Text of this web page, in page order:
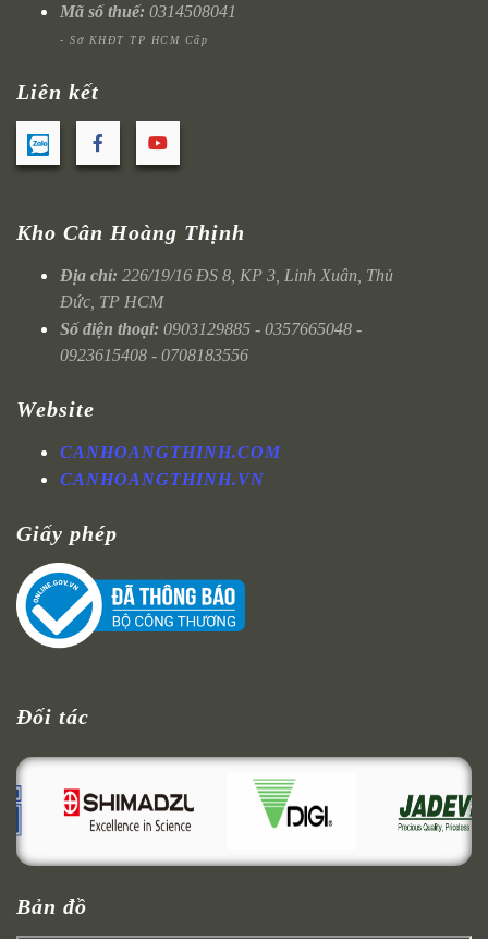
Mã số thuế: 0314508041
- Sở KHĐT TP HCM Cấp
Liên kết
Kho Cân Hoàng Thịnh
Địa chỉ: 226/19/16 ĐS 8, KP 3, Linh Xuân, Thủ
Đức, TP HCM
Số điện thoại: 0903129885 - 0357665048 -
0923615408 - 0708183556
Website
CANHOANGTHINH.COM
CANHOANGTHINH.VN
Giấy phép
Đối tác
Bản đồ